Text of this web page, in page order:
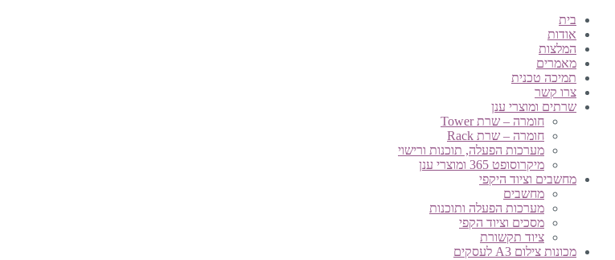
בית
אודות
המלצות
מאמרים
תמיכה טכנית
צרו קשר
שרתים ומוצרי ענן
חומרה – שרת Tower
חומרה – שרת Rack
מערכות הפעלה, תוכנות ורישוי
מיקרוסופט 365 ומוצרי ענן
מחשבים וציוד היקפי
מחשבים
מערכות הפעלה ותוכנות
מסכים וציוד הקפי
ציוד תקשורת
מכונות צילום A3 לעסקים